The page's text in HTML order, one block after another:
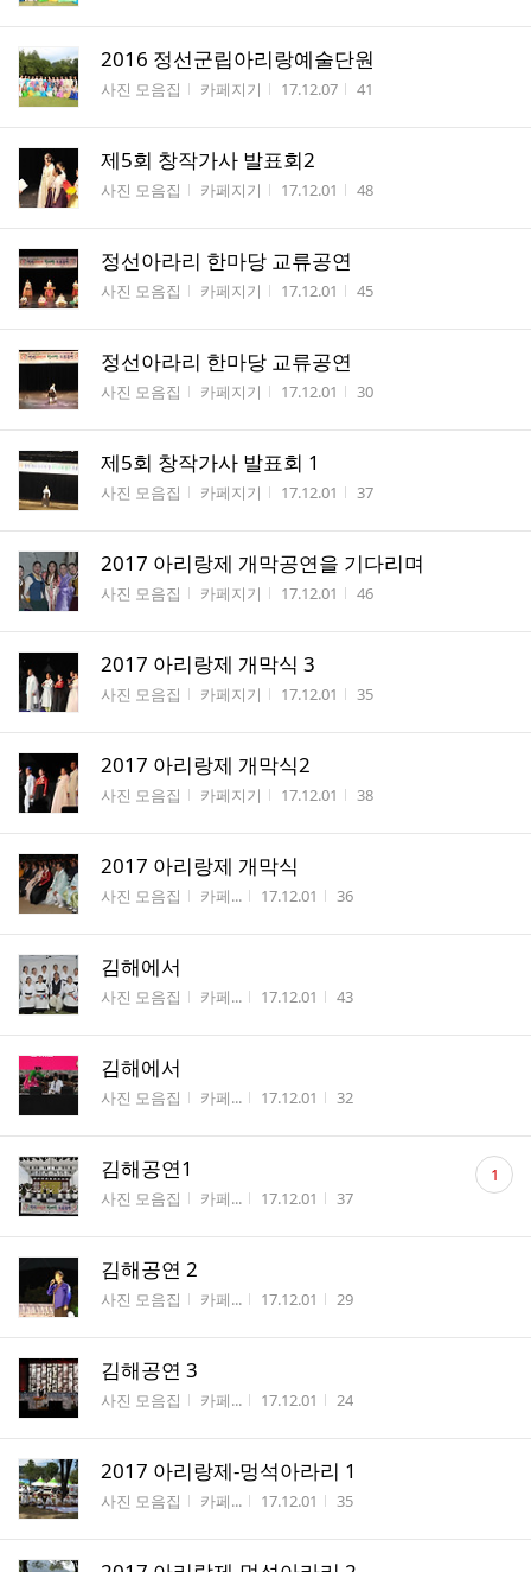
2016 정선군립아리랑예술단원
게시판명
사진 모음집 작성자
카페지기 작성시간
17.12.07 조회수
41
제5회 창작가사 발표회2
게시판명
사진 모음집 작성자
카페지기 작성시간
17.12.01 조회수
48
정선아라리 한마당 교류공연
게시판명
사진 모음집 작성자
카페지기 작성시간
17.12.01 조회수
45
정선아라리 한마당 교류공연
게시판명
사진 모음집 작성자
카페지기 작성시간
17.12.01 조회수
30
제5회 창작가사 발표회 1
게시판명
사진 모음집 작성자
카페지기 작성시간
17.12.01 조회수
37
2017 아리랑제 개막공연을 기다리며
게시판명
사진 모음집 작성자
카페지기 작성시간
17.12.01 조회수
46
2017 아리랑제 개막식 3
게시판명
사진 모음집 작성자
카페지기 작성시간
17.12.01 조회수
35
2017 아리랑제 개막식2
게시판명
사진 모음집 작성자
카페지기 작성시간
17.12.01 조회수
38
2017 아리랑제 개막식
게시판명
사진 모음집 작성자
카페... 작성시간
17.12.01 조회수
36
김해에서
게시판명
사진 모음집 작성자
카페... 작성시간
17.12.01 조회수
43
김해에서
게시판명
사진 모음집 작성자
카페... 작성시간
17.12.01 조회수
32
김해공연1
게시판명
사진 모음집 작성자
카페... 작성시간
17.12.01 조회수
37
댓
글 1
김해공연 2
게시판명
사진 모음집 작성자
카페... 작성시간
17.12.01 조회수
29
김해공연 3
게시판명
사진 모음집 작성자
카페... 작성시간
17.12.01 조회수
24
2017 아리랑제-멍석아라리 1
게시판명
사진 모음집 작성자
카페... 작성시간
17.12.01 조회수
35